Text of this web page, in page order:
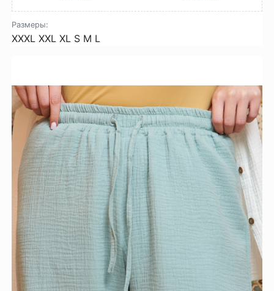
Размеры:
XXXL XXL XL S M L